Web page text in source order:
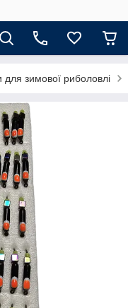
для зимової риболовлі